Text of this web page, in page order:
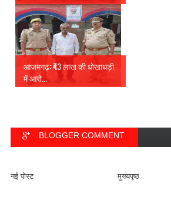
आजमगढ़: ₹43 लाख की धोखाधड़ी
में आरो...
BLOGGER COMMENT
नई पोस्ट मुख्यपृष्ठ